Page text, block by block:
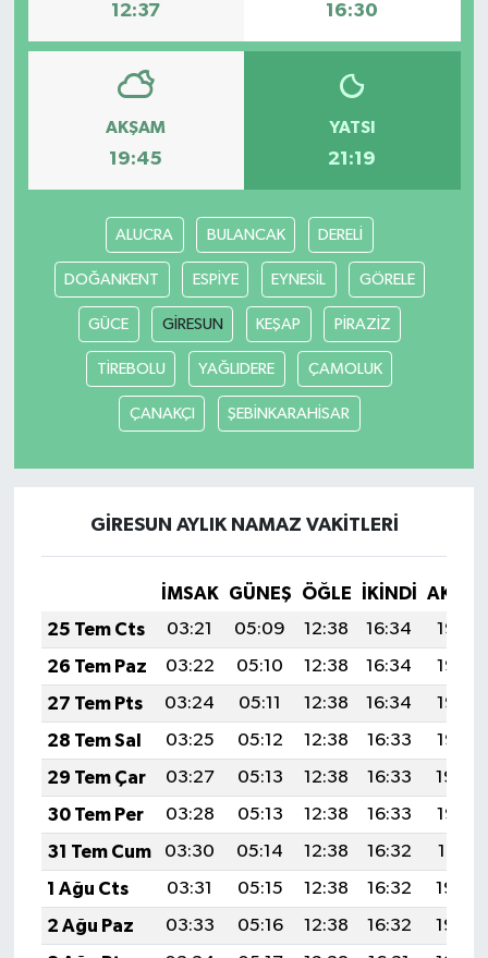
12:37 16:30
AKŞAM
19:45
YATSI
21:19
ALUCRA BULANCAK DERELİ
DOĞANKENT ESPİYE EYNESİL GÖRELE
GÜCE GİRESUN KEŞAP PİRAZİZ
TİREBOLU YAĞLIDERE ÇAMOLUK
ÇANAKÇI ŞEBİNKARAHİSAR
GİRESUN AYLIK NAMAZ VAKITLERI
İMSAK GÜNEŞ ÖĞLE İKINDI
25 Tem Cts
03:21 05:09 12:38 16:34
19:57
26 Tem Paz
03:22 05:10 12:38 16:34
19:56
27 Tem Pts
03:24 05:11 12:38 16:34
19:55
28 Tem Sal
03:25 05:12 12:38 16:33
19:55
29 Tem Çar
03:27 05:13 12:38 16:33
19:54
30 Tem Per
03:28 05:13 12:38 16:33
19:53
31 Tem Cum
03:30 05:14 12:38 16:32
19:51
1 Ağu Cts
03:31 05:15 12:38 16:32
19:50
2 Ağu Paz
03:33 05:16 12:38 16:32
19:49